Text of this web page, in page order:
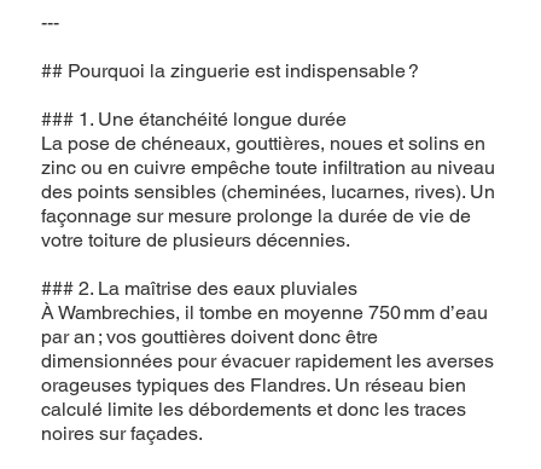
---
## Pourquoi la zinguerie est indispensable ?
### 1. Une étanchéité longue durée
La pose de chéneaux, gouttières, noues et solins en
zinc ou en cuivre empêche toute infiltration au niveau
des points sensibles (cheminées, lucarnes, rives). Un
façonnage sur mesure prolonge la durée de vie de
votre toiture de plusieurs décennies.
### 2. La maîtrise des eaux pluviales
À Wambrechies, il tombe en moyenne 750 mm d’eau
par an ; vos gouttières doivent donc être
dimensionnées pour évacuer rapidement les averses
orageuses typiques des Flandres. Un réseau bien
calculé limite les débordements et donc les traces
noires sur façades.